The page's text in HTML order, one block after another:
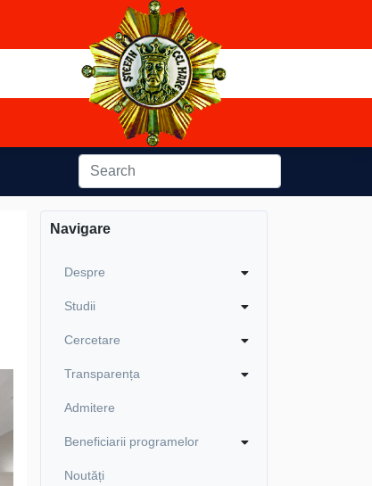
Navigare
Despre
Studii
Cercetare
Transparența
Admitere
Beneficiarii programelor
Noutăți